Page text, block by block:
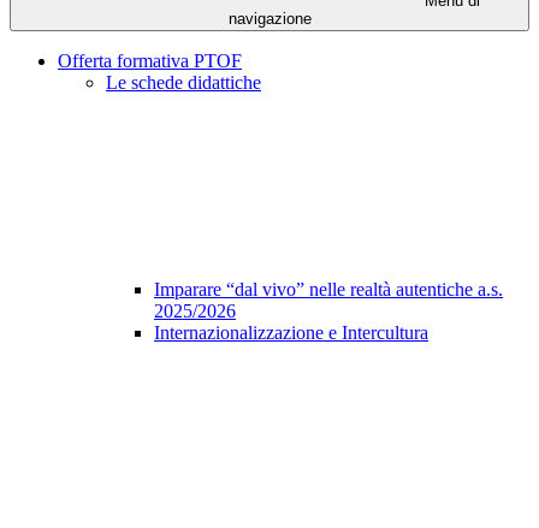
navigazione
Offerta formativa PTOF
Le schede didattiche
Imparare “dal vivo” nelle realtà autentiche a.s.
2025/2026
Internazionalizzazione e Intercultura